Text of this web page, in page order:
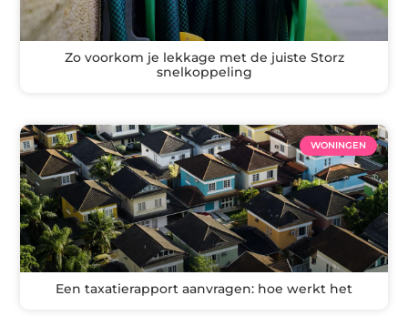
Zo voorkom je lekkage met de juiste Storz
snelkoppeling
WONINGEN
Een taxatierapport aanvragen: hoe werkt het